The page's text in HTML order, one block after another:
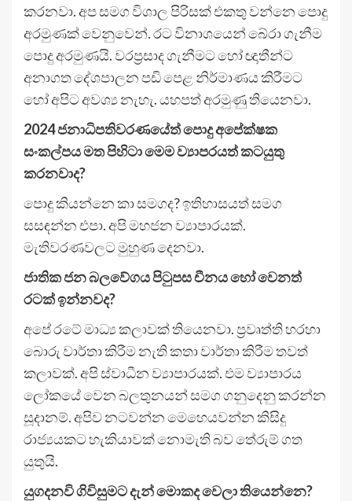
කරනවා. අප සමග විශාල පිරිසක් එකතු වන්නෙ පොදු
අරමුණක් වෙනුවෙන්. රට විනාශයෙන් බේරා ගැනීම
පොදු අරමුණයි. වරප්‍රසාද ගැනීමට හෝ ඥාතීන්ට
අනාගත දේශපාලන පඩි පෙළ නිර්මාණය කිරීමට
හෝ අපිට අවශ්‍ය නැහැ. යහපත් අරමුණු තියෙනවා.
2024 ජනාධිපතිවරණයේත් පොදු අපේක්ෂක
සංකල්පය මත පිහිටා මෙම ව්‍යාපරයත් කටයුතු
කරනවාද?
පොදු කියන්නෙ කා සමගද? ඉතිහාසයත් සමග
සසඳන්න එපා. අපි මහජන ව්‍යාපාරයක්.
මැතිවරණවලට මුහුණ දෙනවා.
ජාතික ජන බලවේගය පිටුපස චීනය හෝ වෙනත්
රටක් ඉන්නවද?
අපේ ර​ටේ මාධ්‍ය කලාවක් තියෙනවා. ප්‍රවෘත්ති හරහා
බොරු වාර්තා කිරීම නැති කතා වාර්තා කිරීම තවත්
කලාවක්. අපි ස්වාධීන ව්‍යාපාරයක්. එම ව්‍යාපාරය
ලෝකයේ වෙන බලතුනයන් සමග ගනුදෙනු කරන්න
සූදානම්. අපිව නටවන්න මෙහෙයවන්න කිසිදු
රාජ්‍යයකට හැකියාවක් නොමැති බව තේරුම් ගත
යුතුයි.
යුගදනවි ගිවිසුමට දැන් මොකද වෙලා තියෙන්නෙ?